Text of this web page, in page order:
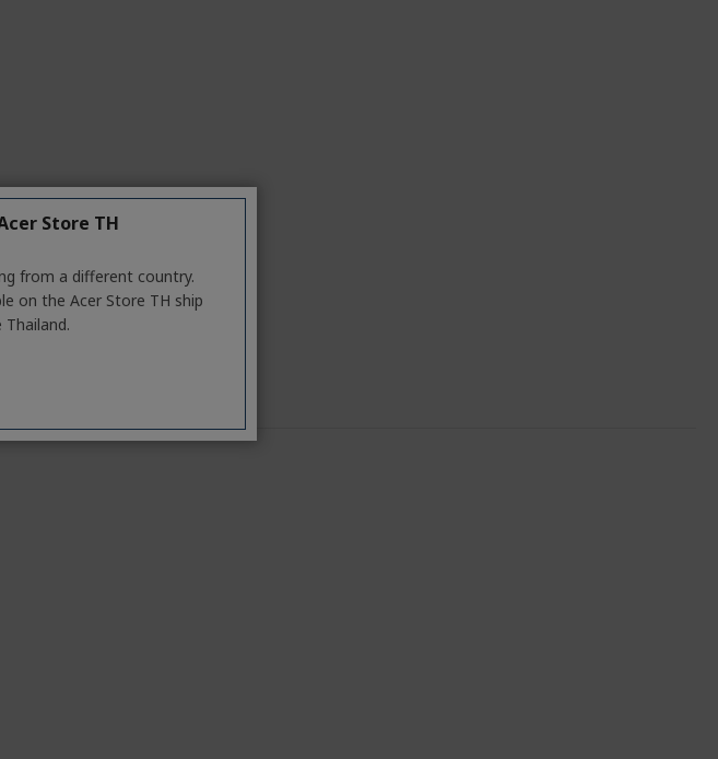
Store TH
from a different country.
on the Acer Store TH ship